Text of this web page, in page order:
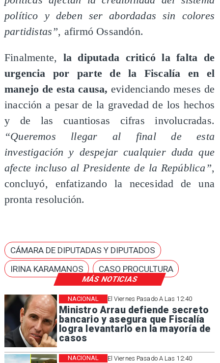
MÁS NOTICIAS
El Viernes Pasado A Las 12:40
Ministro Arrau defiende secreto
bancario y asegura que Fiscalía
logra levantarlo en la mayoría de
casos
NACIONAL
El Viernes Pasado A Las 12:40
NACIONAL
político y deben ser abordadas sin colores
partidistas”, afirmó Ossandón.
Finalmente, la diputada criticó la falta de
urgencia por parte de la Fiscalía en el
manejo de esta causa, evidenciando meses de
inacción a pesar de la gravedad de los hechos
y de las cuantiosas cifras involucradas.
“Queremos llegar al final de esta
investigación y despejar cualquier duda que
afecte incluso al Presidente de la República”,
concluyó, enfatizando la necesidad de una
pronta resolución.
CÁMARA DE DIPUTADAS Y DIPUTADOS
IRINA KARAMANOS
CASO PROCULTURA